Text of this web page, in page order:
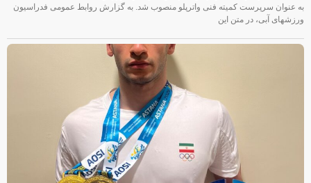
به عنوان سرپرست کمیته فنی واترپلو منصوب شد. به گزارش روابط عمومی فدراسیون
ورزشهای آبی، در متن این